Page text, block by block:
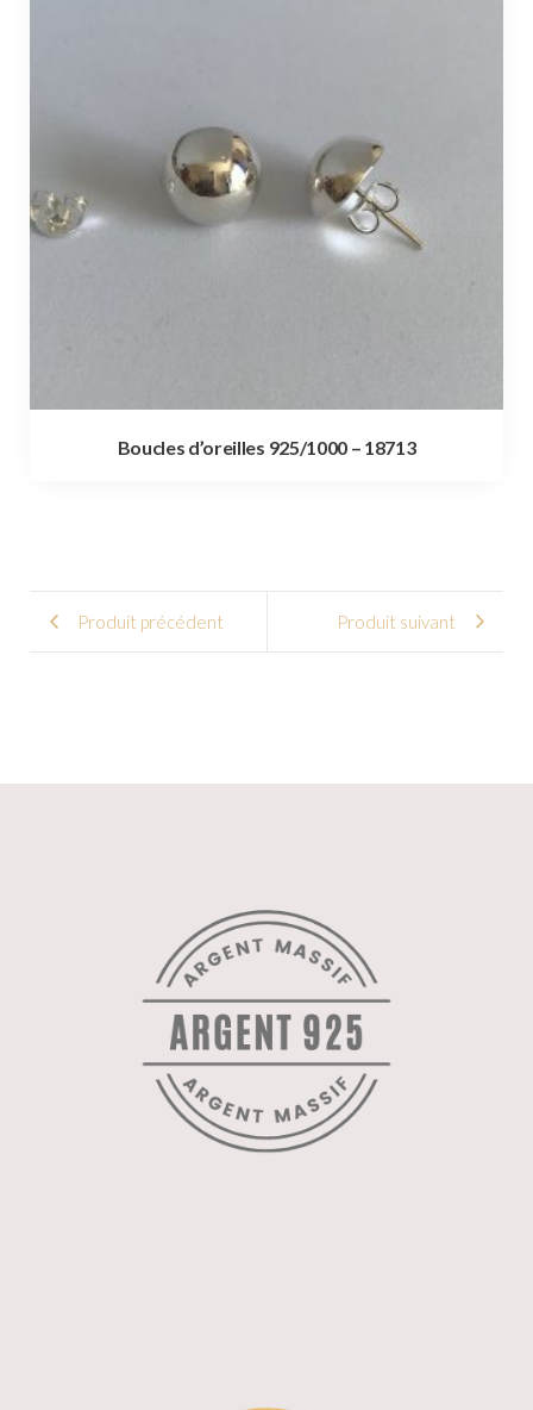
Boucles d’oreilles 925/1000 – 18713
Produit précédent Produit suivant